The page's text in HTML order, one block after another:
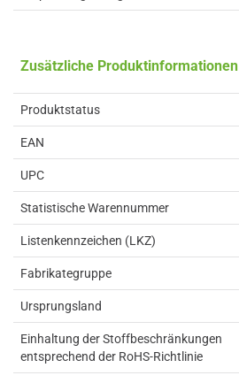
Zusätzliche Produktinformationen
Produktstatus
EAN
UPC
Statistische Warennummer
Listenkennzeichen (LKZ)
Fabrikategruppe
Ursprungsland
Einhaltung der Stoffbeschränkungen
entsprechend der RoHS-Richtlinie